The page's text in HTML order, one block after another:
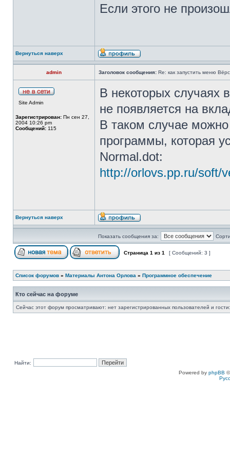
Если этого не
Вернуться наверх
admin Заголовок сообщения: Re: как запустить меню
Site Admin
Зарегистрирован: Пн сен 27,
2004 10:26 pm
Сообщений: 115
В некоторых случаях
не появляется на
В таком случае можно
программы, которая
Normal.dot:
http://orlovs.pp.ru/soft/
Вернуться наверх
Показать сообщения за:
Страница 1 из 1 [ Сообщений: 3 ]
Список форумов » Материалы Антона Орлова » Программное обеспечение
Кто сейчас на форуме
Сейчас этот форум просматривают: нет зарегистрированных пользователей и
Найти:
Powered by phpBB